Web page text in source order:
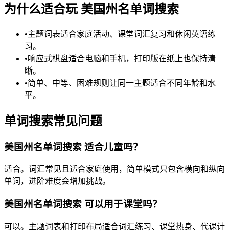
为什么适合玩 美国州名单词搜索
•主题词表适合家庭活动、课堂词汇复习和休闲英语练
习。
•响应式棋盘适合电脑和手机，打印版在纸上也保持清
晰。
•简单、中等、困难规则让同一主题适合不同年龄和水
平。
单词搜索常见问题
美国州名单词搜索 适合儿童吗？
适合。词汇常见且适合家庭使用，简单模式只包含横向和纵向
单词，进阶难度会增加挑战。
美国州名单词搜索 可以用于课堂吗？
可以。主题词表和打印布局适合词汇练习、课堂热身、代课计